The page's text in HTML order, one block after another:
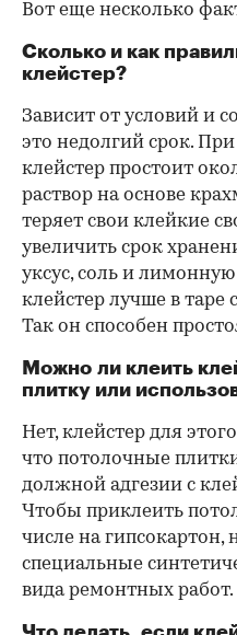
Вот еще несколько
Сколько и как
клейстер?
Зависит от условий и
это недолгий срок.
клейстер простоит
раствор на основе
теряет свои клейкие
увеличить срок
уксус, соль и
клейстер лучше в таре
Так он способен
Можно ли клеить
плитку или
Нет, клейстер для
что потолочные
должной адгезии с
Чтобы приклеить
числе на гипсокартон,
специальные
вида ремонтных работ.